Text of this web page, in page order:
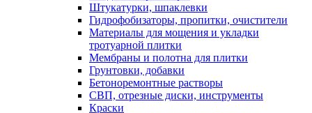
Штукатурки, шпаклевки
Гидрофобизаторы, пропитки, очистители
Материалы для мощения и укладки
тротуарной плитки
Мембраны и полотна для плитки
Грунтовки, добавки
Бетоноремонтные растворы
СВП, отрезные диски, инструменты
Краски